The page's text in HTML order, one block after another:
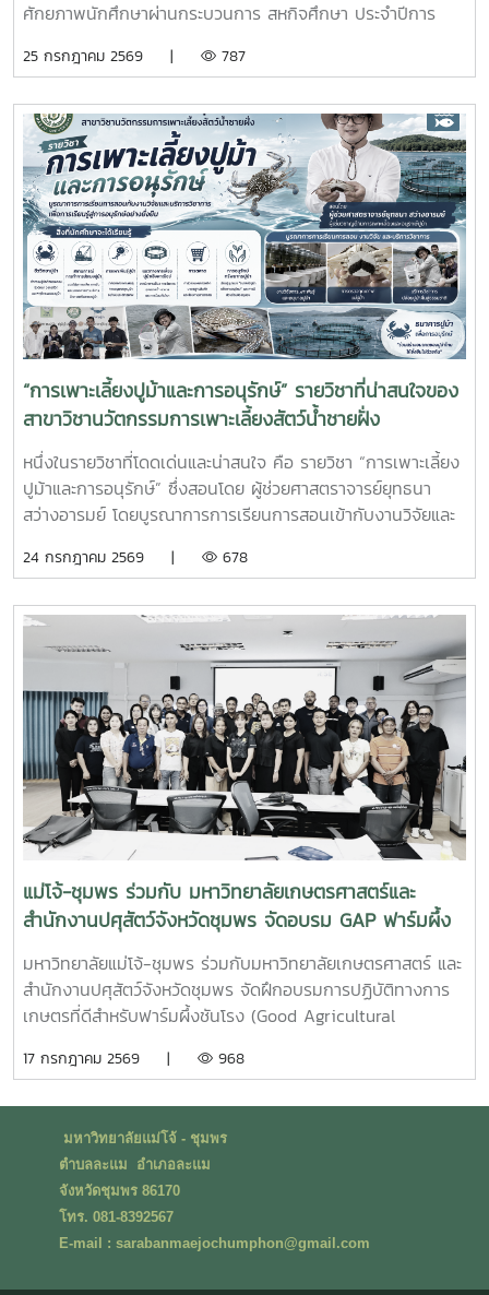
ศักยภาพนักศึกษาผ่านกระบวนการ สหกิจศึกษา ประจำปีการ
การและหน่วยงานภาคีเครือข่ายเป็นระยะเวลา 4 เดือน เพื่อให้
ความรู้จากห้องเรียนไปประยุกต์ใช้ในการทำงานจริงทั้งนี้ สหกิจ
ศึกษาเป็นส่วนสำคัญของการจัดการเรียนการสอน ที่มุ่งเน้นการ
ผลิตบัณฑิตให้มีความพร้อมทั้งด้านวิชาการและวิชาชีพ นักศึกษา
จะได้ฝึกทักษะการทำงานในสภาพแวดล้อมจริง เรียนรู้การแก้ไข
ปัญหาเฉพาะหน้า อดทน สู้งาน ซื่อสัตย์ มีสัมมาคารวะ ทำงาน
ร่วมกับผู้อื่นได้ และการปรับตัวให้เข้ากับองค์กร ตลอดจนพัฒนา
ทักษะวิชาชีพด้านการเพาะเลี้ยงสัตว์น้ำชายฝั่ง ให้สอดคล้องกับ
ความต้องการของภาคอุตสาหกรรมการผลิตสัตว์น้ำและอื่นๆที่
เกี่ยวข้อง
25 กรกฎาคม 2569 | 787
“การเพาะเลี้ยงปูม้าและการอนุรักษ์” รายวิชาที่น่าสนใจของ
สาขาวิชานวัตกรรมการเพาะเลี้ยงสัตว์น้ำชายฝั่ง
หนึ่งในรายวิชาที่โดดเด่นและน่าสนใจ คือ รายวิชา “การเพาะเลี้ยง
ปูม้าและการอนุรักษ์” ซึ่งสอนโดย ผู้ช่วยศาสตราจารย์ยุทธนา
สว่างอารมย์ โดยบูรณาการการเรียนการสอนเข้ากับงานวิจัยและ
และภาคปฏิบัติ ตั้งแต่ชีววิทยาและวงจรชีวิตของปูม้า การเพาะ
และการฟื้นฟูทรัพยากรปูม้าในพื้นที่ชายฝั่งนักศึกษาจะได้ลงพื้นที่
ปฏิบัติงานจริง ร่วมศึกษาวิจัยและทำกิจกรรมบริการวิชาการกับ
ชุมชน ภาคีเครือข่าย และหน่วยงานที่เกี่ยวข้อง เพื่อแลกเปลี่ยน
องค์ความรู้และร่วมกันพัฒนาแนวทางการอนุรักษ์ทรัพยากรทาง
ทะเล อันเป็นการสร้างประสบการณ์การเรียนรู้จากสถานการณ์
จริง พร้อมปลูกฝังความรับผิดชอบต่อสังคมและสิ่งแวดล้อม
24 กรกฎาคม 2569 | 678
แม่โจ้-ชุมพร ร่วมกับ มหาวิทยาลัยเกษตรศาสตร์และ
สำนักงานปศุสัตว์จังหวัดชุมพร จัดอบรม GAP ฟาร์มผึ้ง
ชันโรง ยกระดับมาตรฐานการเลี้ยงสู่การพัฒนาเศรษฐกิจ
ชุมชนอย่างยั่งยืน
มหาวิทยาลัยแม่โจ้-ชุมพร ร่วมกับมหาวิทยาลัยเกษตรศาสตร์ และ
สำนักงานปศุสัตว์จังหวัดชุมพร จัดฝึกอบรมการปฏิบัติทางการ
เกษตรที่ดีสำหรับฟาร์มผึ้งชันโรง (Good Agricultural
กรกฎาคม พ.ศ. 2569 ณ ห้องประชุมชั้นดาดฟ้า อาคารบุญรอด
อบรม และอาจารย์วีรชัย เพชรสุทธิ์ รองคณบดีฝ่ายวิชาการ วิจัย
และบริการวิชาการ กล่าวต้อนรับผู้เข้าร่วมอบรม โดยได้รับเกียรติ
จากวิทยากรผู้ทรงคุณวุฒิจากสำนักงานปศุสัตว์เขต 8 จังหวัด
สุราษฎร์ธานี นำโดย น.สพ.วิสูตร นวลขาว ผู้อำนวยการส่วน
มาตรฐานการปศุสัตว์ และนางสาวมนธิยารัตน์ สังฆะโณ นัก
17 กรกฎาคม 2569 | 968
มหาวิทยาลัยแม่โจ้ - ชุมพร
ตำบลละแม อำเภอละแม
จังหวัดชุมพร 86170
โทร. 081-8392567
E-mail : sarabanmaejochumphon@gmail.com